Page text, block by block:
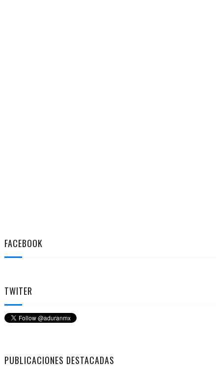
FACEBOOK
TWITER
PUBLICACIONES DESTACADAS